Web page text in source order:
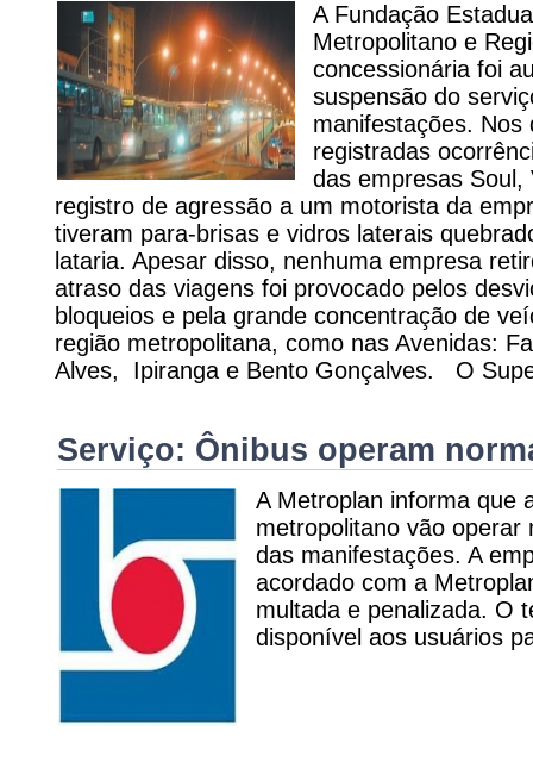
A Fundação
Metropolitano e
concessionária foi
suspensão do
manifestações. Nos
registradas
das empresas Soul,
registro de agressão a um motorista da
tiveram para-brisas e vidros laterais
lataria. Apesar disso, nenhuma empresa
atraso das viagens foi provocado pelos
bloqueios e pela grande concentração de
região metropolitana, como nas Avenidas:
Alves, Ipiranga e Bento Gonçalves. O
Serviço: Ônibus operam
A Metroplan informa que
metropolitano vão operar
das manifestações. A
acordado com a
multada e penalizada. O
disponível aos usuários